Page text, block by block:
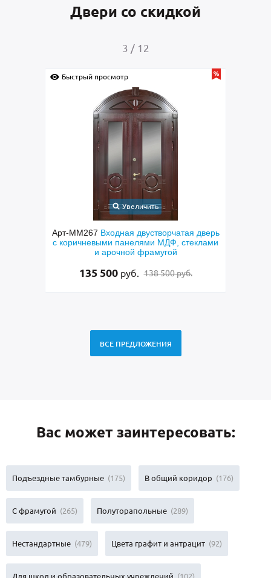
Двери со скидкой
4 / 12
Быстрый просмотр
Увеличить
Арт-ММ289Металлическая полуторная
техническая дверь со стеклом, ручкой-
скобой и зеленой порошковой покраской
30 000руб. 19 500 руб.
ВСЕ ПРЕДЛОЖЕНИЯ
Вас может заинтересовать:
Подъездные тамбурные (175) В общий коридор (176)
С фрамугой (265) Полуторапольные (289)
Нестандартные (479) Цвета графит и антрацит (92)
Для школ и образовательных учреждений (102)